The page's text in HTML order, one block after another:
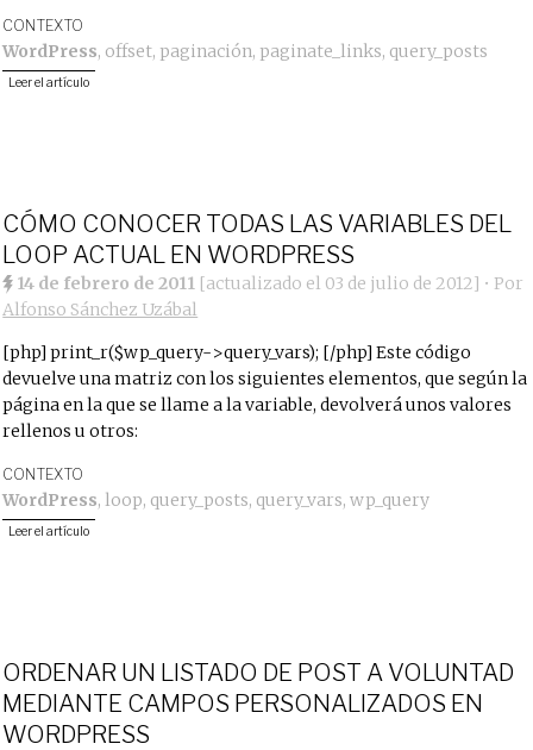
CONTEXTO
WordPress, offset, paginación, paginate_links, query_posts
Leer el artículo
CÓMO CONOCER TODAS LAS VARIABLES DEL
LOOP ACTUAL EN WORDPRESS
14 de febrero de 2011 [actualizado el 03 de julio de 2012] • Por
Alfonso Sánchez Uzábal
[php] print_r($wp_query->query_vars); [/php] Este código
devuelve una matriz con los siguientes elementos, que según la
página en la que se llame a la variable, devolverá unos valores
rellenos u otros:
CONTEXTO
WordPress,loop, query_posts, query_vars,wp_query
Leer el artículo
ORDENAR UN LISTADO DE POST A VOLUNTAD
MEDIANTE CAMPOS PERSONALIZADOS EN
WORDPRESS